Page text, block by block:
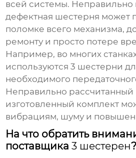
всей системы. Неправильно
дефектная шестерня может
поломке всего механизма,
ремонту и просто потере
Например, во многих
используются3 шестерни
необходимого
Неправильно рассчитанный
изготовленный комплект
вибрациям, шуму и
На что обратить
поставщика3 шестерен?